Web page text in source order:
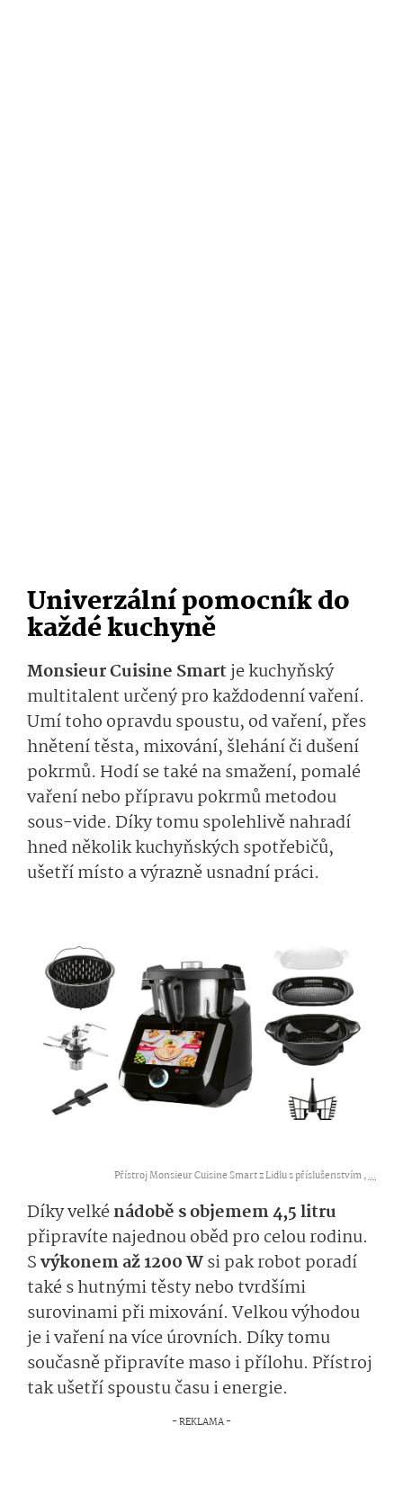
Univerzální pomocník do
každé kuchyně
Monsieur Cuisine Smartje kuchyňský
multitalent určený pro každodenní vaření.
Umí toho opravdu spoustu, od vaření, přes
hnětení těsta, mixování, šlehání či dušení
pokrmů. Hodí se také na smažení, pomalé
vaření nebo přípravu pokrmů metodou
sous-vide. Díky tomu spolehlivě nahradí
hned několik kuchyňských spotřebičů,
ušetří místo a výrazně usnadní práci.
Přístroj Monsieur Cuisine Smart z Lidlu s příslušenstvím ,...
Díky velkénádobě s objemem 4,5 litru
připravíte najednou oběd pro celou rodinu.
Svýkonem až 1200 Wsi pak robot poradí
také s hutnými těsty nebo tvrdšími
surovinami při mixování. Velkou výhodou
je i vaření na více úrovních. Díky tomu
současně připravíte maso i přílohu. Přístroj
tak ušetří spoustu času i energie.